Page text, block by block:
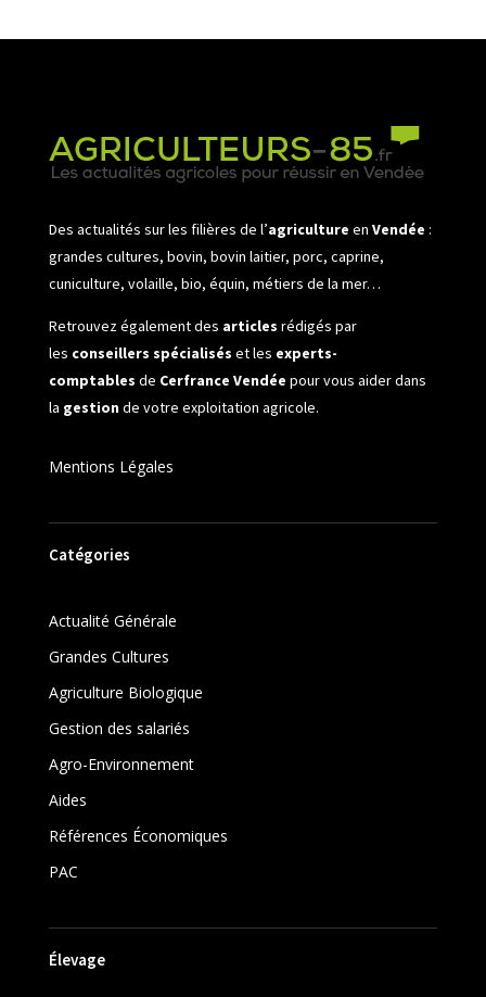
Des actualités sur les filières de l’agriculture en Vendée :
grandes cultures, bovin, bovin laitier, porc, caprine,
cuniculture, volaille, bio, équin, métiers de la mer…
Retrouvez également des articles rédigés par
les conseillers spécialisés et les experts-
comptables de Cerfrance Vendée pour vous aider dans
la gestionde votre exploitation agricole.
Mentions Légales
Catégories
Actualité Générale
Grandes Cultures
Agriculture Biologique
Gestion des salariés
Agro-Environnement
Aides
Références Économiques
PAC
Élevage